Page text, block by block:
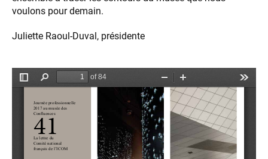
voulons pour demain.
Juliette Raoul-Duval, présidente